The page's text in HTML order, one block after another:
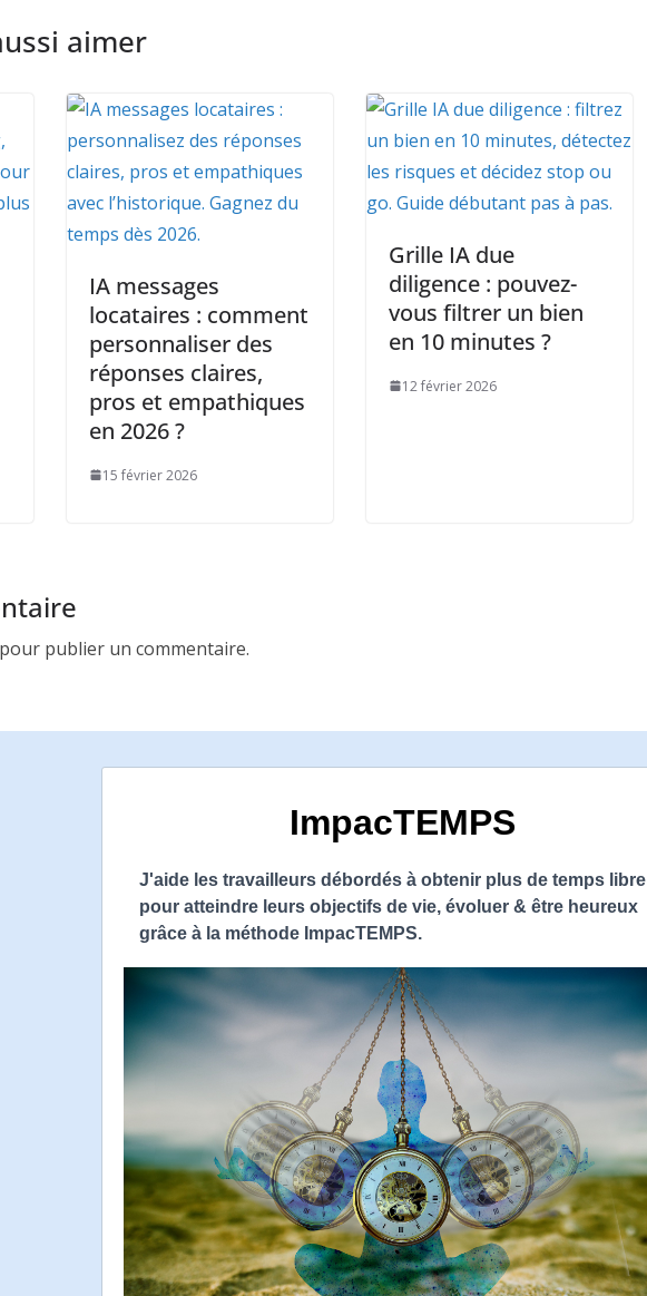
aimer
IA messages
locataires : comment
personnaliser des
réponses claires,
pros et empathiques
en 2026 ?
15 février 2026
Grille IA due
diligence : pouvez-
vous filtrer un bien
en 10 minutes ?
12 février 2026
pour publier un commentaire.
ImpacTEMPS
J'aide les travailleurs débordés à obtenir plus de temps libre
pour atteindre leurs objectifs de vie, évoluer & être heureux
grâce à la méthode ImpacTEMPS.